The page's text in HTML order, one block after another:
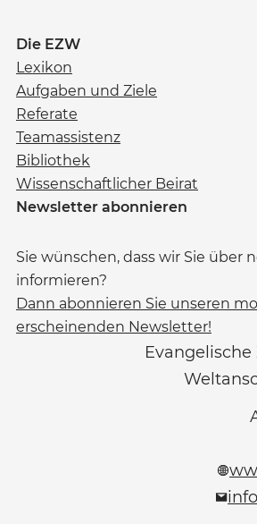
Die EZW
Lexikon
Aufgaben und Ziele
Referate
Teamassistenz
Bibliothek
Wissenschaftlicher Beirat
Newsletter abonnieren
Sie wünschen, dass wir Sie über
informieren?
Dann abonnieren Sie unseren
erscheinenden Newsletter!